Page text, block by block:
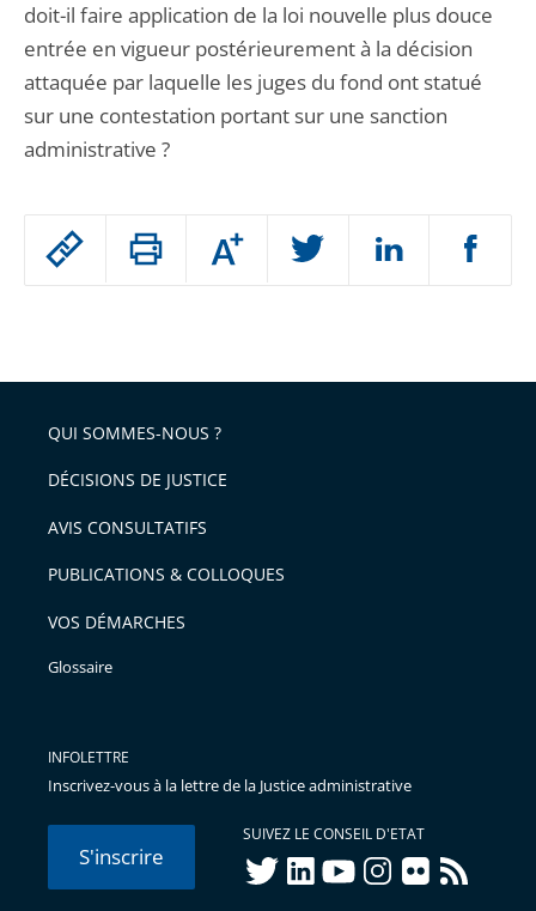
Passer
arriver
après
Augmenter
ou
l'article
pour
avant
doit-il faire application de la loi nouvelle plus douce
entrée en vigueur postérieurement à la décision
attaquée par laquelle les juges du fond ont statué
sur une contestation portant sur une sanction
administrative ?
QUI SOMMES-NOUS ?
DÉCISIONS DE JUSTICE
AVIS CONSULTATIFS
PUBLICATIONS & COLLOQUES
VOS DÉMARCHES
Glossaire
INFOLETTRE
Inscrivez-vous à la lettre de la Justice administrative
S'inscrire
SUIVEZ LE CONSEIL D'ETAT
twitterlinkedInyoutubeinstagram
flickr rss